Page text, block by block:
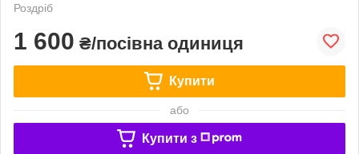
Роздріб
1 600 ₴/посівна одиниця
Купити
або
Купити з